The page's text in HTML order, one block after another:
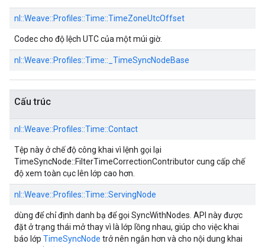
nl::Weave::Profiles::Time::TimeZoneUtcOffset
Codec cho độ lệch UTC của một múi giờ.
nl::Weave::Profiles::Time:: _TimeSyncNodeBase
Cấu trúc
nl::Weave::Profiles::Time::Contact
Tệp này ở chế độ công khai vì lệnh gọi lại
TimeSyncNode::FilterTimeCorrectionContributor cung cấp chế
độ xem toàn cục lên lớp cao hơn.
nl::Weave::Profiles::Time::ServingNode
dùng để chỉ định danh bạ để gọi SyncWithNodes. API này được
đặt ở trạng thái mở thay vì là lớp lồng nhau, giúp cho việc khai
báo lớp TimeSyncNode trở nên ngắn hơn và cho nội dung khai